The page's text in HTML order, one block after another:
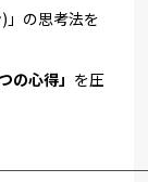
の思考法を
の心得」 を圧